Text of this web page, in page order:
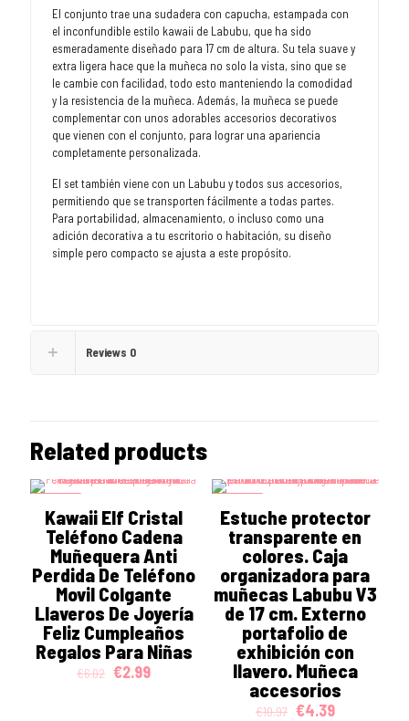
El conjunto trae una sudadera con capucha, estampada con
el inconfundible estilo kawaii de Labubu, que ha sido
esmeradamente diseñado para 17 cm de altura. Su tela suave y
extra ligera hace que la muñeca no solo la vista, sino que se
le cambie con facilidad, todo esto manteniendo la comodidad
y la resistencia de la muñeca. Además, la muñeca se puede
complementar con unos adorables accesorios decorativos
que vienen con el conjunto, para lograr una apariencia
completamente personalizada.
El set también viene con un Labubu y todos sus accesorios,
permitiendo que se transporten fácilmente a todas partes.
Para portabilidad, almacenamiento, o incluso como una
adición decorativa a tu escritorio o habitación, su diseño
simple pero compacto se ajusta a este propósito.
Reviews 0
Related products
Kawaii Elf Cristal
Teléfono Cadena
Muñequera Anti
Perdida De Teléfono
Movil Colgante
Llaveros De Joyería
Feliz Cumpleaños
Regalos Para Niñas
€6.02 Original
€2.99Current
Estuche protector
transparente en
colores. Caja
organizadora para
muñecas Labubu V3
de 17 cm. Externo
portafolio de
exhibición con
llavero. Muñeca
accesorios
€10.97 Original
€4.39Current